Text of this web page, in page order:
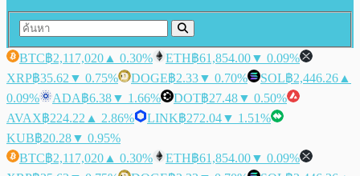
BTC฿2,117,020 ▲ 0.30% ETH฿61,854.00▼ 0.09%
XRP฿35.62 ▼ 0.75% DOGE฿2.33▼ 0.70% SOL฿2,446.26 ▲
0.09%
ADA฿6.38▼ 1.66% DOT฿27.48▼ 0.50%
AVAX฿224.22 ▲ 2.86% LINK฿272.04▼ 1.51%
KUB฿20.28▼ 0.95%
BTC฿2,117,020 ▲ 0.30% ETH฿61,854.00▼ 0.09%